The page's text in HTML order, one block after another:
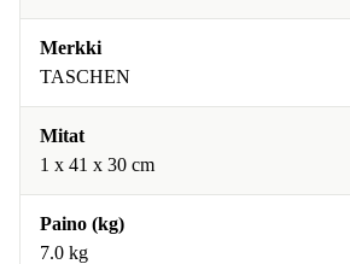
Merkki
TASCHEN
Mitat
1 x 41 x 30 cm
Paino (kg)
7.0 kg